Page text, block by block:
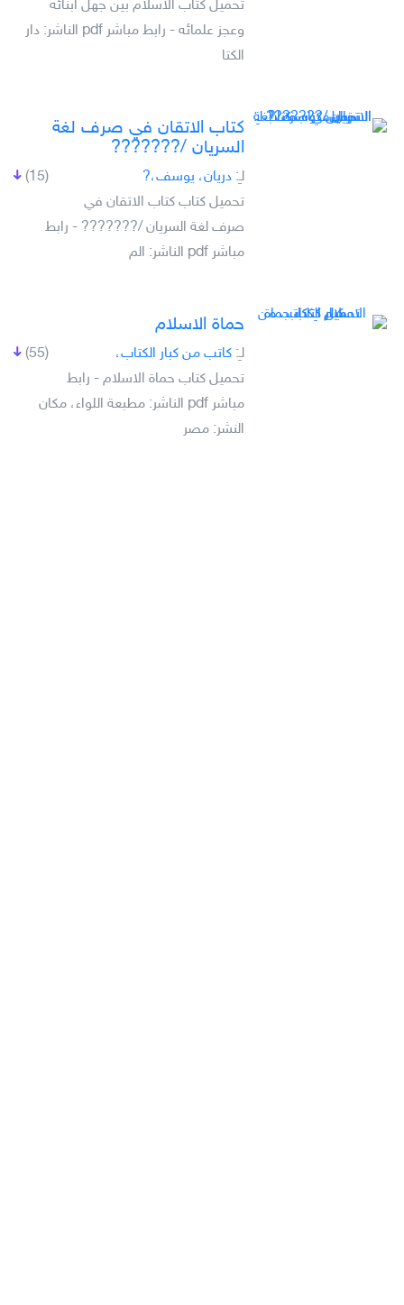
تحميل كتاب الاسلام بين جهل ابنائه
وعجز علمائه - رابط مباشر pdf الناشر: دار
الكتا
كتاب الاتقان في صرف لغة
السريان /???????
(15) لـِ: دريان، يوسف،?
تحميل كتاب كتاب الاتقان في
صرف لغة السريان /??????? - رابط
مباشر pdf الناشر: الم
حماة الاسلام
(55) لـِ: كاتب من كبار الكتاب،
تحميل كتاب حماة الاسلام - رابط
مباشر pdf الناشر: مطبعة اللواء، مكان
النشر: مصر